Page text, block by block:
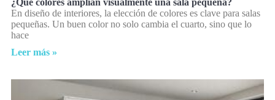
En diseño de interiores, la elección de colores es clave para salas
pequeñas. Un buen color no solo cambia el cuarto, sino que lo
hace
Leer más »